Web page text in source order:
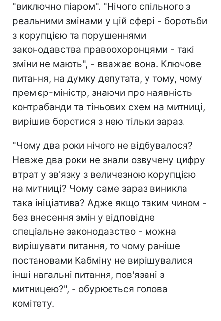
"виключно піаром". "Нічого спільного з
реальними змінами у цій сфері - боротьби
з корупцією та порушеннями
законодавства правоохоронцями - такі
зміни не мають", - вважає вона. Ключове
питання, на думку депутата, у тому, чому
прем'єр-міністр, знаючи про наявність
контрабанди та тіньових схем на митниці,
вирішив боротися з нею тільки зараз.
"Чому два роки нічого не відбувалося?
Невже два роки не знали озвучену цифру
втрат у зв'язку з величезною корупцією
на митниці? Чому саме зараз виникла
така ініціатива? Адже якщо таким чином -
без внесення змін у відповідне
спеціальне законодавство - можна
вирішувати питання, то чому раніше
постановами Кабміну не вирішувалися
інші нагальні питання, пов'язані з
митницею?", - обурюється голова
комітету.